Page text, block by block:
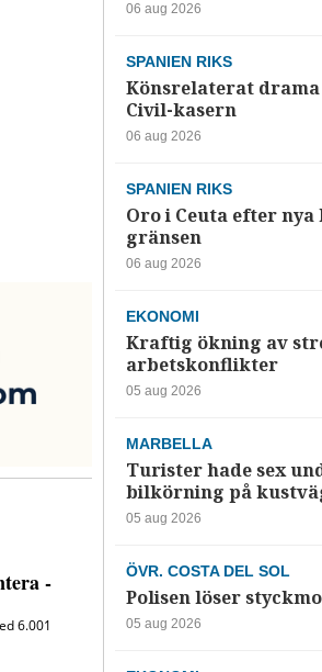
06 aug 2026
SPANIEN RIKS
Könsrelaterat
Civil-kasern
06 aug 2026
SPANIEN RIKS
Oro i Ceuta efter
gränsen
06 aug 2026
EKONOMI
Kraftig ökning av
arbetskonflikter
05 aug 2026
MARBELLA
Turister hade sex
bilkörning på
05 aug 2026
ÖVR. COSTA DEL SOL
Polisen löser
05 aug 2026